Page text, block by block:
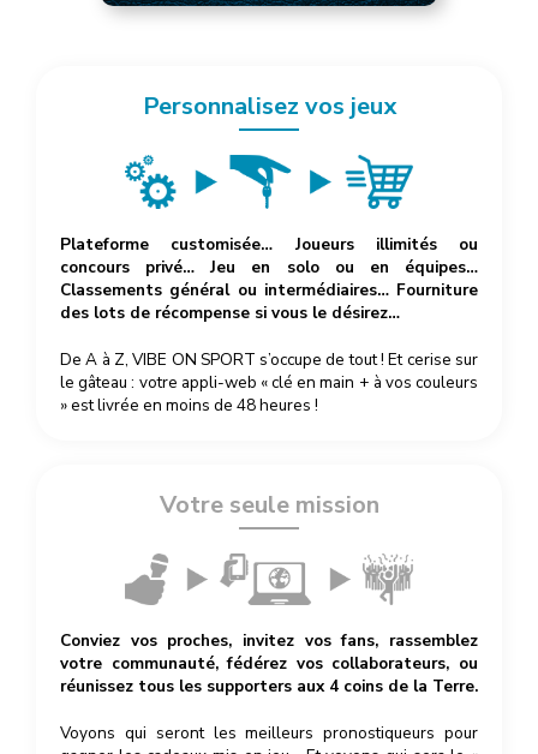
Personnalisez vos jeux
Plateforme customisée… Joueurs illimités ou
concours privé… Jeu en solo ou en équipes…
Classements général ou intermédiaires… Fourniture
des lots de récompense si vous le désirez…
De A à Z, VIBE ON SPORT s’occupe de tout ! Et cerise sur
le gâteau : votre appli-web « clé en main + à vos couleurs
» est livrée en moins de 48 heures !
Votre seule mission
Conviez vos proches, invitez vos fans, rassemblez
votre communauté, fédérez vos collaborateurs, ou
réunissez tous les supporters aux 4 coins de la Terre.
Voyons qui seront les meilleurs pronostiqueurs pour